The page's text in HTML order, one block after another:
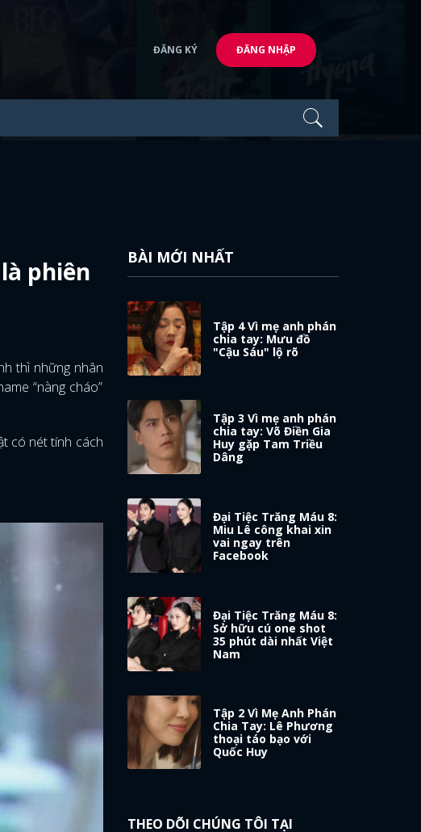
ĐĂNG KÝ ĐĂNG NHẬP
phiên
thì những nhân
“nàng cháo”
có nét tính cách
BÀI MỚI NHẤT
Tập 4 Vì mẹ anh phán
chia tay: Mưu đồ
"Cậu Sáu" lộ rõ
Tập 3 Vì mẹ anh phán
chia tay: Võ Điền Gia
Huy gặp Tam Triều
Dâng
Đại Tiệc Trăng Máu 8:
Miu Lê công khai xin
vai ngay trên
Facebook
Đại Tiệc Trăng Máu 8:
Sở hữu cú one shot
35 phút dài nhất Việt
Nam
Tập 2 Vì Mẹ Anh Phán
Chia Tay: Lê Phương
thoại táo bạo với
Quốc Huy
THEO DÕI CHÚNG TÔI TẠI